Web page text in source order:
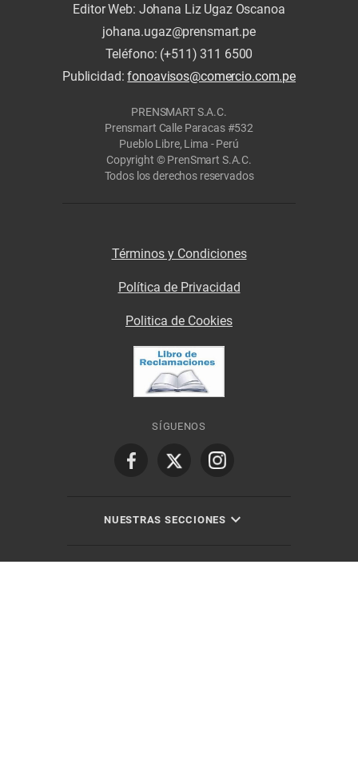
Editor Web: Johana Liz Ugaz Oscanoa
johana.ugaz@prensmart.pe
Teléfono: (+511) 311 6500
Publicidad:fonoavisos@comercio.com.pe
PRENSMART S.A.C.
Prensmart Calle Paracas #532
Pueblo Libre, Lima - Perú
Copyright © PrenSmart S.A.C.
Todos los derechos reservados
Términos y Condiciones
Política de Privacidad
Politica de Cookies
SÍGUENOS
NUESTRAS SECCIONES